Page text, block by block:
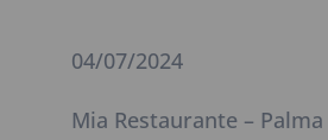
04/07/2024
Mia Restaurante – Palma